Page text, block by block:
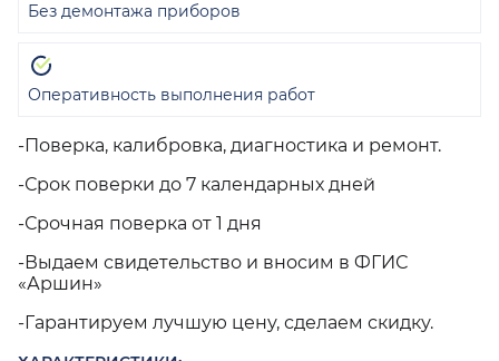
-Поверка, калибровка, диагностика и ремонт.
-Срок поверки до 7 календарных дней
-Срочная поверка от 1 дня
-Выдаем свидетельство и вносим в ФГИС
«Аршин»
-Гарантируем лучшую цену, сделаем скидку.
Без демонтажа приборов
Оперативность выполнения работ